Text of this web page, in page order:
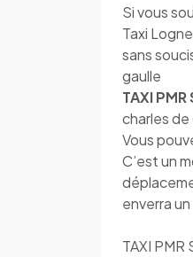
Si vous
Taxi
sans
gaulle
TAXI PMR
charles
Vous
C’est un
enverra
TAXI